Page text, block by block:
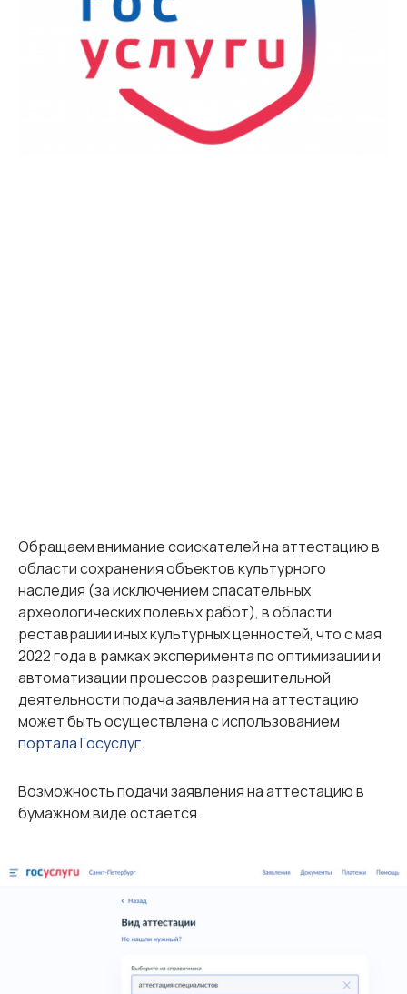
Обращаем внимание соискателей на аттестацию в
области сохранения объектов культурного
наследия (за исключением спасательных
археологических полевых работ), в области
реставрации иных культурных ценностей, что с мая
2022 года в рамках эксперимента по оптимизации и
автоматизации процессов разрешительной
деятельности подача заявления на аттестацию
может быть осуществлена с использованием
портала Госуслуг.
Возможность подачи заявления на аттестацию в
бумажном виде остается.